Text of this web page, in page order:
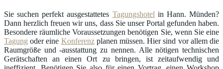
Sie suchen perfekt ausgestattetes Tagungshotel in Hann. Münden?
Dann herzlich freuen wir uns, dass Sie unser Portal gefunden haben.
Besondere räumliche Voraussetzungen benötigen Sie, wenn Sie eine
Tagung oder eine Konferenzplanen müssen. Hier sind vor allem die
Raumgröße und -ausstattung zu nennen. Alle nötigen technischen
Gerätschaften an einen Ort zu bringen, ist zeitaufwendig und